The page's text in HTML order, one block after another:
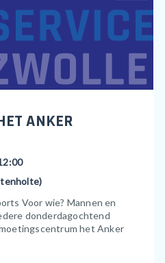
ANKER
Voor wie? Mannen en
donderdagochtend
het Anker